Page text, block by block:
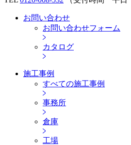
お問い合わせ
お問い合わせフォーム
カタログ
施工事例
すべての施工事例
事務所
倉庫
工場